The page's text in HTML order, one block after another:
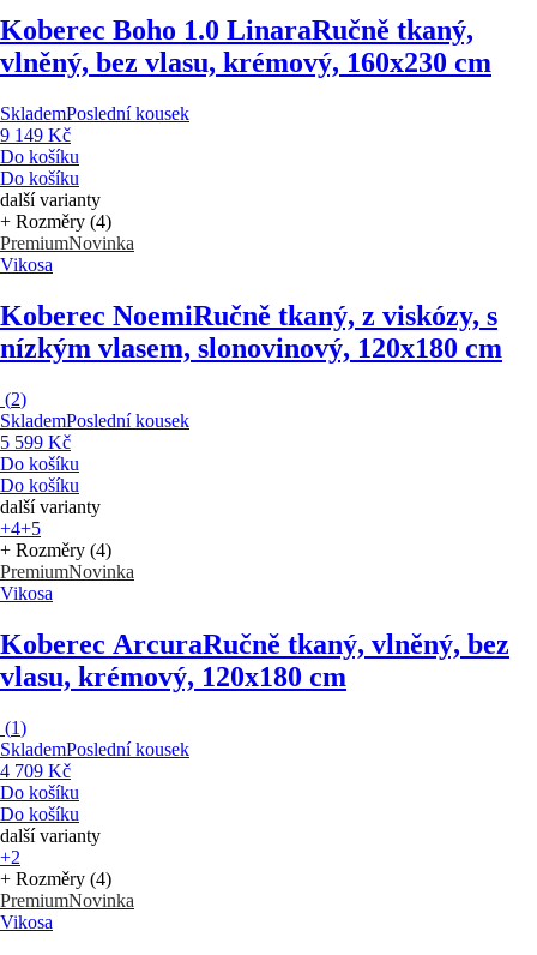
Koberec Boho 1.0 LinaraRučně tkaný,
vlněný, bez vlasu, krémový, 160x230 cm
SklademPoslední kousek
9 149 Kč
Do košíku
Do košíku
další varianty
+ Rozměry (4)
PremiumNovinka
Vikosa
Koberec NoemiRučně tkaný, z viskózy, s
nízkým vlasem, slonovinový, 120x180 cm
(2)
SklademPoslední kousek
5 599 Kč
Do košíku
Do košíku
další varianty
+4+5
+ Rozměry (4)
PremiumNovinka
Vikosa
Koberec ArcuraRučně tkaný, vlněný, bez
vlasu, krémový, 120x180 cm
(1)
SklademPoslední kousek
4 709 Kč
Do košíku
Do košíku
další varianty
+2
+ Rozměry (4)
PremiumNovinka
Vikosa